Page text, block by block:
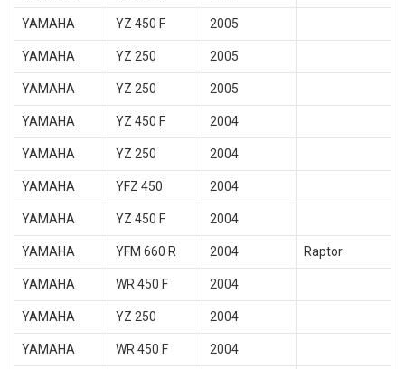
YAMAHA YZ 450 F 2005
YAMAHA YZ 250 2005
YAMAHA YZ 250 2005
YAMAHA YZ 450 F 2004
YAMAHA YZ 250 2004
YAMAHA YFZ 450 2004
YAMAHA YZ 450 F 2004
YAMAHA YFM 660 R 2004 Raptor
YAMAHA WR 450 F 2004
YAMAHA YZ 250 2004
YAMAHA WR 450 F 2004